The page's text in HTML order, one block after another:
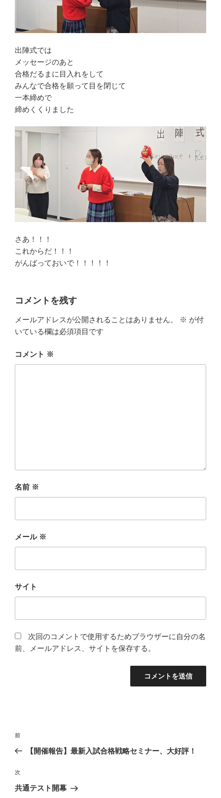
出陣式では
メッセージのあと
合格だるまに目入れをして
みんなで合格を願って目を閉じて
一本締めで
締めくくりました
さあ！！！
これからだ！！！
がんばっておいで！！！！！
コメントを残す
メールアドレスが公開されることはありません。 ※ が付
いている欄は必須項目です
コメント ※
名前 ※
メール ※
サイト
次回のコメントで使用するためブラウザーに自分の名
前、メールアドレス、サイトを保存する。
投
ビ
ゲ
前
の
稿
前
【開催報告】最新入試合格戦略セミナー、大好評！
次
の
次
共通テスト開幕